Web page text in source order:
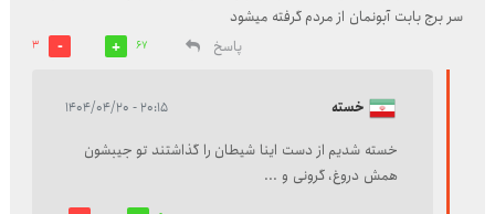
سر برج بابت آبونمان از مردم گرفته میشود
پاسخ
67
3
خسته ۲۰:۱۵ - ۱۴۰۴/۰۴/۲۰
خسته شدیم از دست اینا شیطان را گذاشتند تو جیبشون
همش دروغ، گرونی و ...